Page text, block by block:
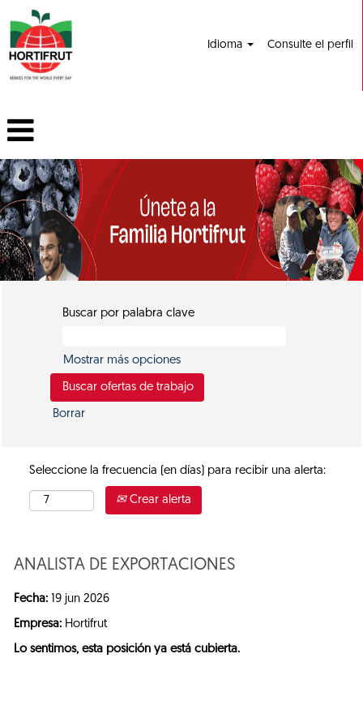
Idioma Consulte el perfil
Buscar por palabra clave
Mostrar más opciones
Borrar
Seleccione la frecuencia (en días) para recibir una alerta:
Crear alerta
ANALISTA DE EXPORTACIONES
Fecha: 19 jun 2026
Empresa: Hortifrut
Lo sentimos, esta posición ya está cubierta.